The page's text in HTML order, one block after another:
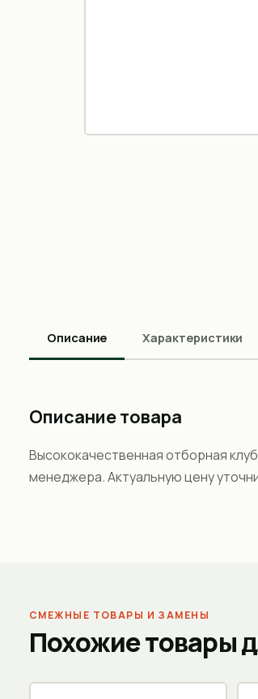
Описание Характеристики
Описание товара
Высококачественная отборная
менеджера. Актуальную цену
СМЕЖНЫЕ ТОВАРЫ И ЗАМЕНЫ
Похожие товары